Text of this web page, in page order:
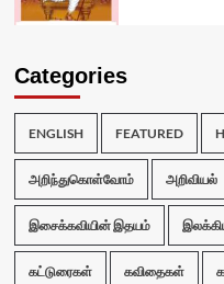
Categories
ENGLISH FEATURED
அறிந்துகொள்வோம் அறிவியல்
இசைக்கவியின் இதயம்
கட்டுரைகள் கவிதைகள்